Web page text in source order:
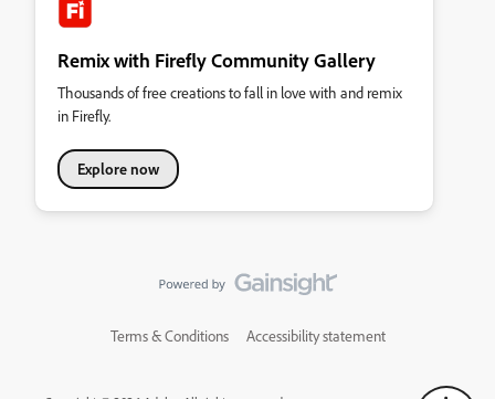
Remix with Firefly Community Gallery
Thousands of free creations to fall in love with and remix
in Firefly.
Explore now
Terms & Conditions Accessibility statement